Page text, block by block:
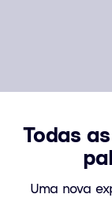
Todas
Uma nova